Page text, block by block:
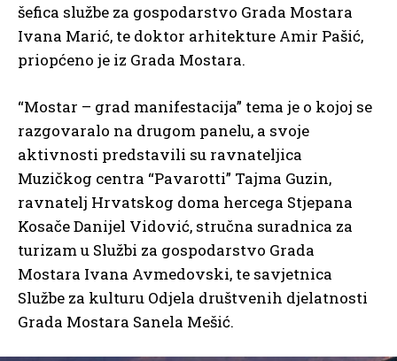
šefica službe za gospodarstvo Grada Mostara
Ivana Marić, te doktor arhitekture Amir Pašić,
priopćeno je iz Grada Mostara.
“Mostar – grad manifestacija” tema je o kojoj se
razgovaralo na drugom panelu, a svoje
aktivnosti predstavili su ravnateljica
Muzičkog centra “Pavarotti” Tajma Guzin,
ravnatelj Hrvatskog doma hercega Stjepana
Kosače Danijel Vidović, stručna suradnica za
turizam u Službi za gospodarstvo Grada
Mostara Ivana Avmedovski, te savjetnica
Službe za kulturu Odjela društvenih djelatnosti
Grada Mostara Sanela Mešić.